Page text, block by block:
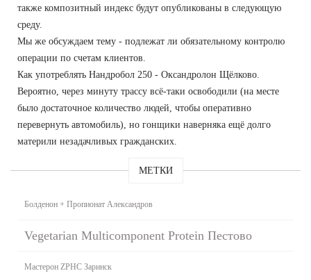
также композитный индекс будут опубликованы в следующую
среду.
Мы же обсуждаем тему - подлежат ли обязательному контролю
операции по счетам клиентов.
Как употреблять Нандробол 250 - Оксандролон Щёлково.
Вероятно, через минуту трассу всё-таки освободили (на месте
было достаточное количество людей, чтобы оперативно
перевернуть автомобиль), но гонщики наверняка ещё долго
материли незадачливых гражданских.
МЕТКИ
Болденон + Пропионат Александров
Vegetarian Multicomponent Protein Пестово
Мастерон ZPHC Заринск